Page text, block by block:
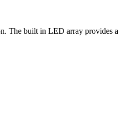
The built in LED array provides a